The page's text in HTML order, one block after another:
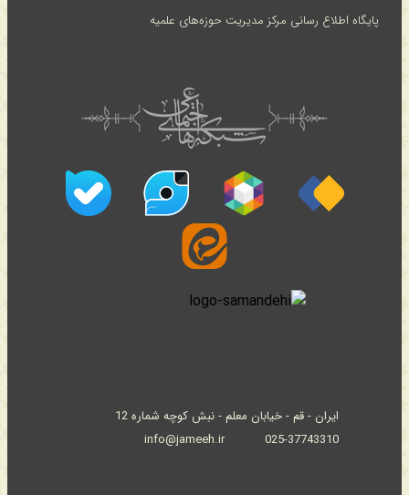
پایگاه اطلاع رسانی مرکز مدیریت حوزه‌های علمیه
ایران - قم - خیابان معلم - نبش کوچه شماره 12
025-37743310
info@jameeh.ir